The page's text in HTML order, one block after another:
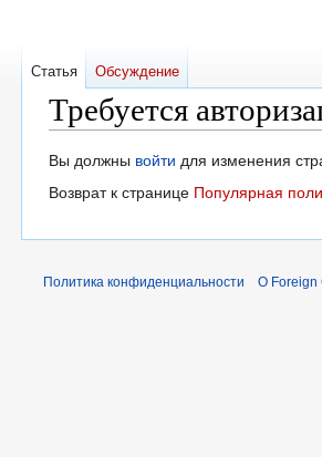
Требуется
Перейти
к
Перейти
к
Вы должны войти для изменения
Возврат к странице Популярная
Статья Обсуждение
Политика конфиденциальности О Foreign